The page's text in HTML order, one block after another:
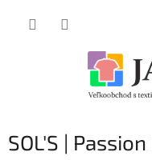
SOL'S | Passion